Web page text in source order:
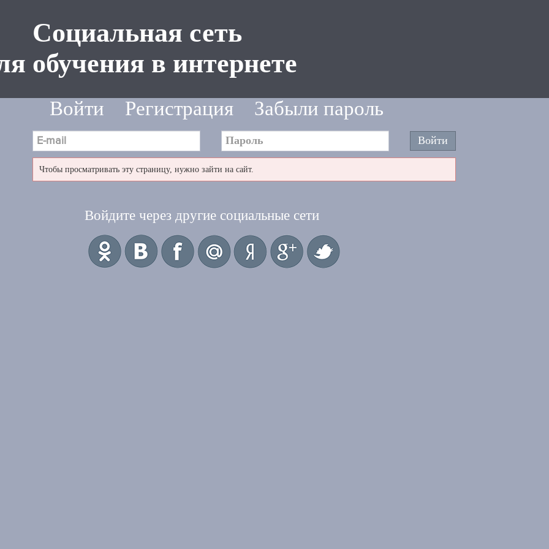
Социальная сеть
обучения в интернете
Войти Регистрация Забыли пароль
Чтобы просматривать эту страницу, нужно зайти на сайт.
Войдите через другие социальные сети